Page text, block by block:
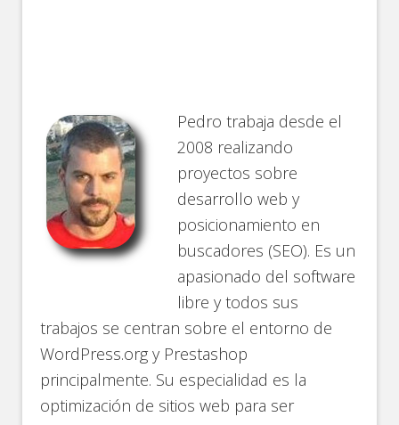
Pedro trabaja desde el
2008 realizando
proyectos sobre
desarrollo web y
posicionamiento en
buscadores (SEO). Es un
apasionado del software
libre y todos sus
trabajos se centran sobre el entorno de
WordPress.org y Prestashop
principalmente. Su especialidad es la
optimización de sitios web para ser